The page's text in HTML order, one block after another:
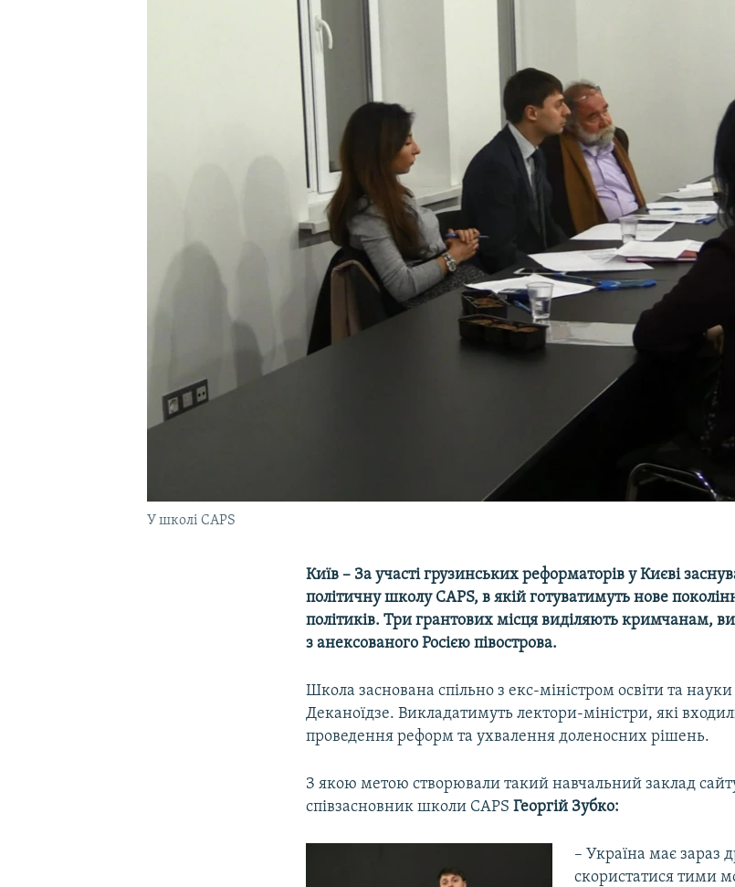
У школі CAPS
Київ – За участі грузинських реформаторів у Києві
політичну школу CAPS, в якій готуватимуть нове
політиків. Три грантових місця виділяють кримчанам,
з анексованого Росією півострова.
Школа заснована спільно з екс-міністром освіти та науки
Деканоїдзе. Викладатимуть лектори-міністри, які
проведення реформ та ухвалення доленосних рішень.
З якою метою створювали такий навчальний заклад
співзасновник школи CAPSГеоргій Зубко:
– Україна має зараз
скористатися тими